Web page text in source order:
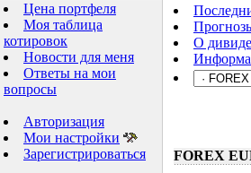
Цена портфеля
Моя таблица
котировок
Новости для меня
Ответы на мои
вопросы
Авторизация
Мои настройки
Зарегистрироваться
О
FOREX